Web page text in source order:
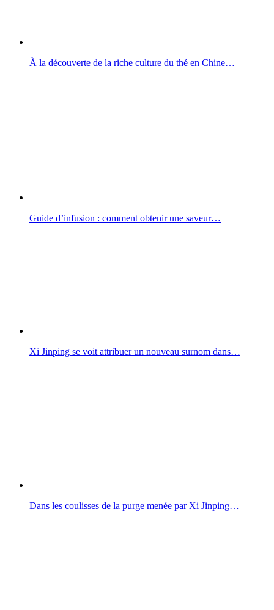
À la découverte de la riche culture du thé en Chine…
Guide d’infusion : comment obtenir une saveur…
Xi Jinping se voit attribuer un nouveau surnom dans…
Dans les coulisses de la purge menée par Xi Jinping…